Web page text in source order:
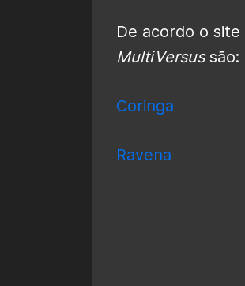
De acordo o site
MultiVersussão:
Coringa
Ravena